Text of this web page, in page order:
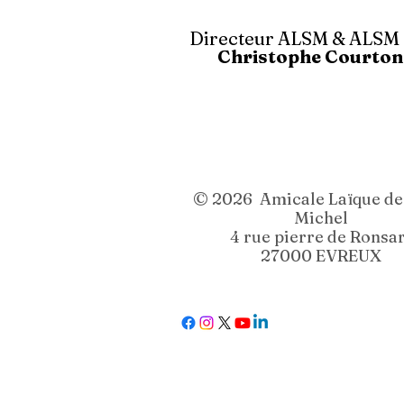
Directeur ALSM & ALSM
Christophe
© 2026 Amicale Laïque
Michel
4 rue pierre de
27000 EVREUX